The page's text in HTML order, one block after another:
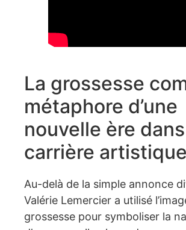
La grossesse
métaphore d’une
nouvelle ère
carrière artistique
Au-delà de la simple annonce
Valérie Lemercier a utilisé
grossesse pour symboliser la